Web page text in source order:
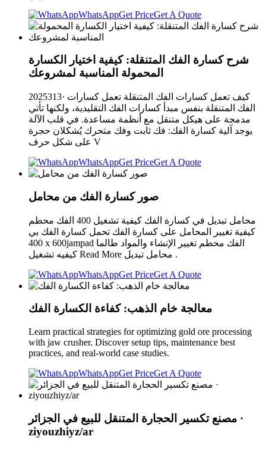
WhatsAppGet PriceGet A Quote
شرح كسارة الفك المتنقلة: كيفية اختيار الكسارة
المحمولة المناسبة لمشروعك
2025313· كيف تعمل كسارات الفك المتنقلة تعمل كسارات
الفك المتنقلة بنفس مبدأ كسارات الفك التقليدية، ولكنها تأتي
مدمجة على هيكل متنقل مع أنظمة مساعدة. في قلب الآلة
يوجد آلية كسارة الفك: فك ثابت وفك متحرك يُشكلان حجرة
على شكل حرف V
WhatsAppGet PriceGet A Quote
صور كسارة الفك من محامل
محامل تبديل في كسارة الفك كيفية تشغيل 400 الفك محطم
كيفية تغيير المحامل على كسارة الفك تحمل كسارة الفك بي
400 x 600jampad الفك محطم تغيير الإنشاء والمواد طالما
كيفيه تشغيل Read More محامل تبديل .
WhatsAppGet PriceGet A Quote
معالجة خام الذهب: كفاءة الكسارة الفك
Learn practical strategies for optimizing gold ore processing
with jaw crusher. Discover setup tips, maintenance best
practices, and real-world case studies.
WhatsAppGet PriceGet A Quote
مصنع تكسير الحجارة المتنقل للبيع في الجزائر ·
ziyouzhiyz/ar